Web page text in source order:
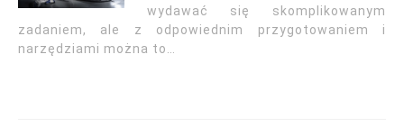
wydawać się skomplikowanym
zadaniem, ale z odpowiednim przygotowaniem i
narzędziami można to…